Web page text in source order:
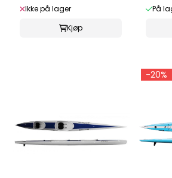
Ikke på lager
Kjøp
På
-20%